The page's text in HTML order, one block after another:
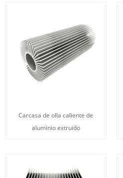
Carcasa de olla caliente de
aluminio extruido